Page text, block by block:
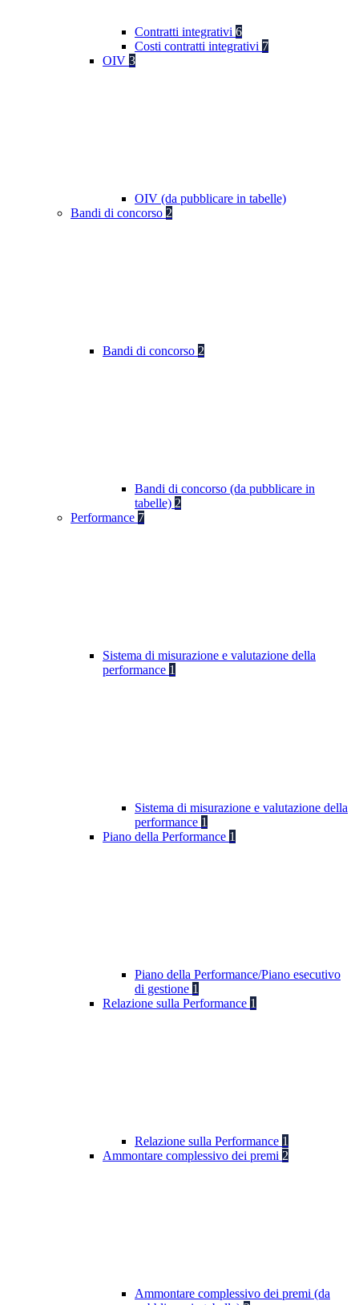
Contratti integrativi 6
Costi contratti integrativi 7
OIV 3
OIV (da pubblicare in tabelle)
Bandi di concorso 2
Bandi di concorso 2
Bandi di concorso (da pubblicare in
tabelle) 2
Performance 7
Sistema di misurazione e valutazione della
performance 1
Sistema di misurazione e valutazione della
performance 1
Piano della Performance 1
Piano della Performance/Piano esecutivo
di gestione 1
Relazione sulla Performance 1
Relazione sulla Performance 1
Ammontare complessivo dei premi 2
Ammontare complessivo dei premi (da